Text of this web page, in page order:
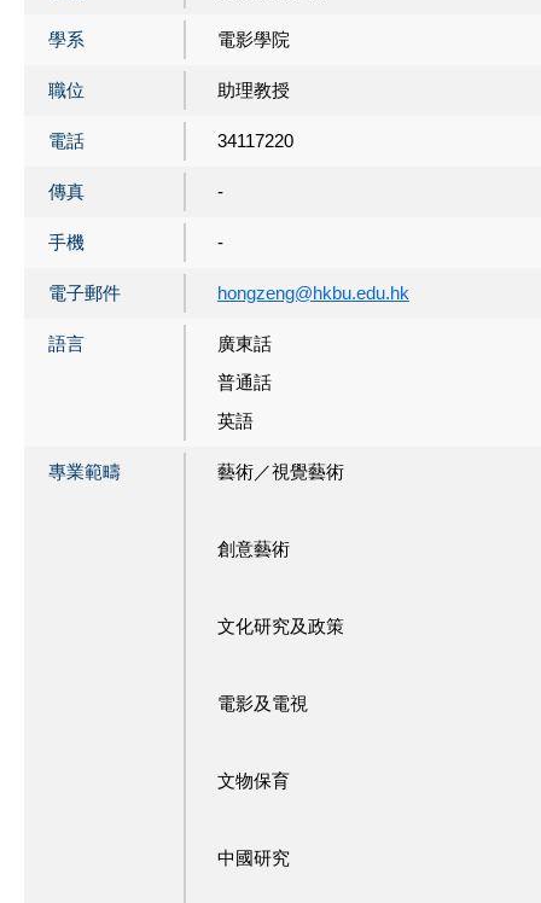
學系 電影學院
職位 助理教授
電話 34117220
傳真 -
手機 -
電子郵件 hongzeng@hkbu.edu.hk
語言
廣東話
普通話
英語
專業範疇 藝術／視覺藝術
創意藝術
文化研究及政策
電影及電視
文物保育
中國研究